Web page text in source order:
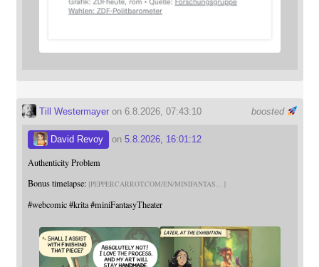
boosted
Till Westermayeron 6.8.2026, 07:43:10
David Revoy on 5.8.2026, 16:01:12
Authenticity Problem
Bonus timelapse: PEPPERCARROT.COM/EN/MINIFANTAS
#webcomic #krita #miniFantasyTheater